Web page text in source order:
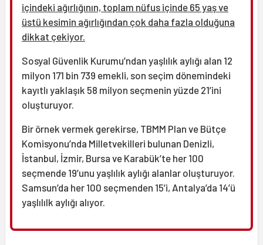
içindeki ağırlığının, toplam nüfus içinde 65 yaş ve
üstü kesimin ağırlığından çok daha fazla olduğuna
dikkat çekiyor.
Sosyal Güvenlik Kurumu’ndan yaşlılık aylığı alan 12
milyon 171 bin 739 emekli, son seçim dönemindeki
kayıtlı yaklaşık 58 milyon seçmenin yüzde 21’ini
oluşturuyor.
Bir örnek vermek gerekirse, TBMM Plan ve Bütçe
Komisyonu’nda Milletvekilleri bulunan Denizli,
İstanbul, İzmir, Bursa ve Karabük’te her 100
seçmende 19’unu yaşlılık aylığı alanlar oluşturuyor.
Samsun’da her 100 seçmenden 15’i, Antalya’da 14’ü
yaşlılılk aylığı alıyor.